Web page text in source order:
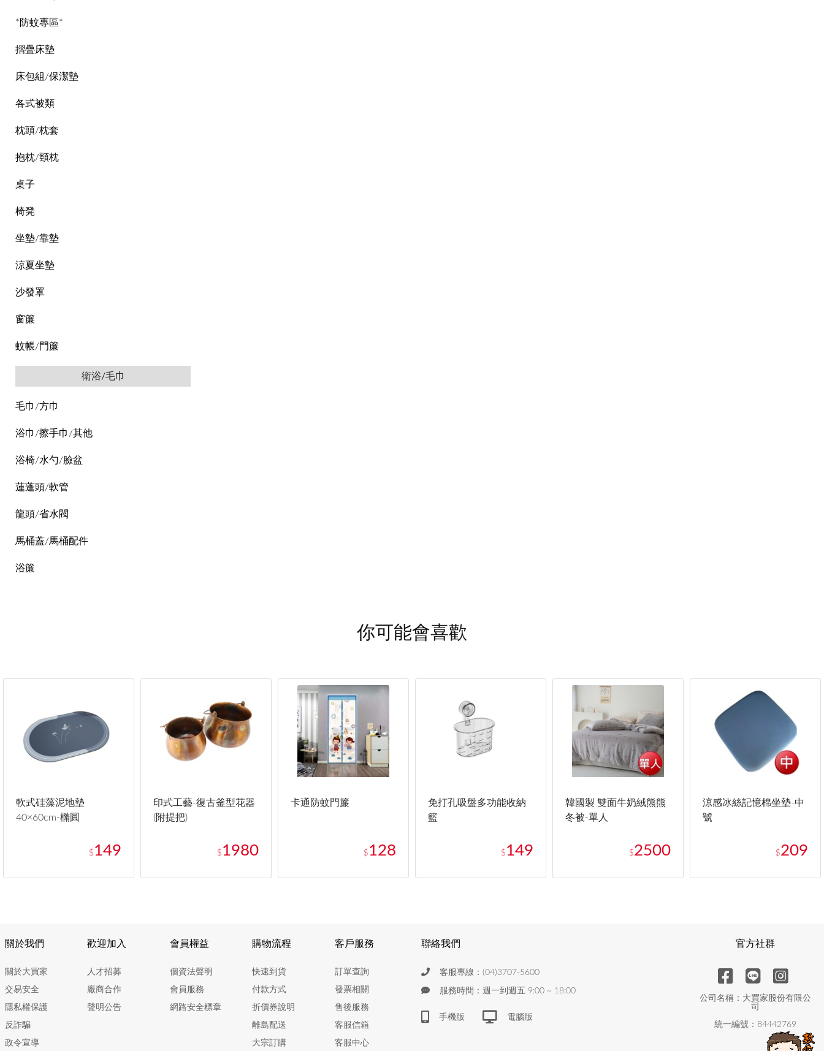
*防蚊專區*
摺疊床墊
床包組/保潔墊
各式被類
枕頭/枕套
抱枕/頸枕
桌子
椅凳
坐墊/靠墊
涼夏坐墊
沙發罩
窗簾
蚊帳/門簾
衛浴/毛巾
毛巾/方巾
浴巾/擦手巾/其他
浴椅/水勺/臉盆
蓮蓬頭/軟管
龍頭/省水閥
馬桶蓋/馬桶配件
浴簾
你可能會喜歡
軟式硅藻泥地墊
40×60cm-橢圓
$ 149
印式工藝-復古釜型花器
(附提把)
$ 1980
卡通防蚊門簾
$ 128
免打孔吸盤多功能收納
籃
$ 149
韓國製 雙面牛奶絨熊熊
冬被-單人
$2500
涼感冰絲記憶棉坐墊-中
號
$209
關於我們
關於大買家
交易安全
隱私權保護
反詐騙
政令宣導
歡迎加入
人才招募
廠商合作
聲明公告
會員權益
個資法聲明
會員服務
網路安全標章
購物流程
快速到貨
付款方式
折價券說明
離島配送
大宗訂購
客戶服務
訂單查詢
發票相關
售後服務
客服信箱
客服中心
聯絡我們
客服專線：(04)3707-5600
服務時間：週一到週五 9:00 ~ 18:00
手機版 電腦版
官方社群
公司名稱：大買家股份有限公
司
統一編號：84442769